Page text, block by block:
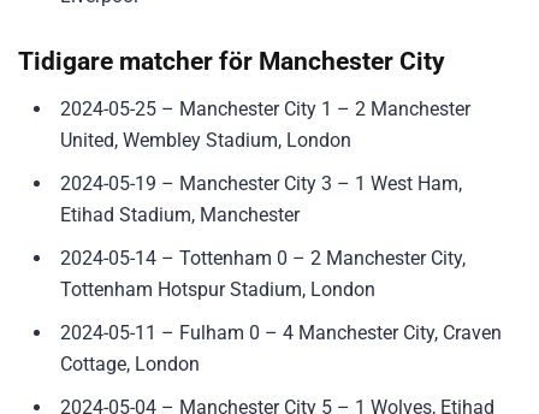
Tidigare matcher för Manchester City
2024-05-25 – Manchester City 1 – 2 Manchester
United, Wembley Stadium, London
2024-05-19 – Manchester City 3 – 1 West Ham,
Etihad Stadium, Manchester
2024-05-14 – Tottenham 0 – 2 Manchester City,
Tottenham Hotspur Stadium, London
2024-05-11 – Fulham 0 – 4 Manchester City, Craven
Cottage, London
2024-05-04 – Manchester City 5 – 1 Wolves, Etihad